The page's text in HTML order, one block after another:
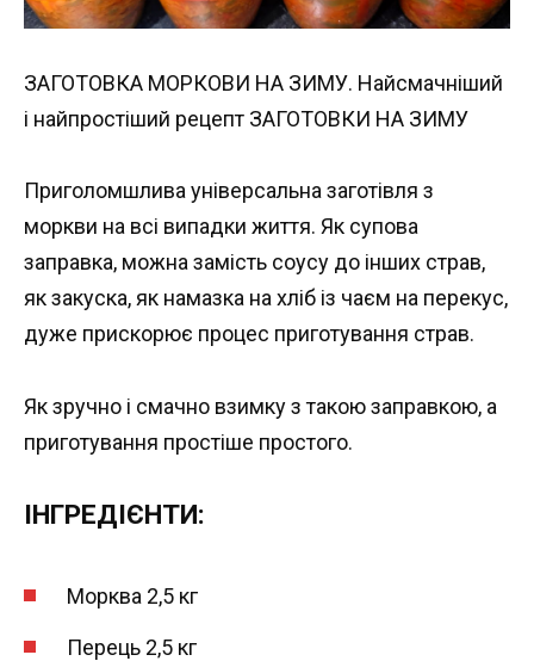
ЗАГОТОВКА МОРКОВИ НА ЗИМУ. Найсмачніший
і найпростіший рецепт ЗАГОТОВКИ НА ЗИМУ
Приголомшлива універсальна заготівля з
моркви на всі випадки життя. Як супова
заправка, можна замість соусу до інших страв,
як закуска, як намазка на хліб із чаєм на перекус,
дуже прискорює процес приготування страв.
Як зручно і смачно взимку з такою заправкою, а
приготування простіше простого.
ІНГРЕДІЄНТИ:
Морква 2,5 кг
Перець 2,5 кг